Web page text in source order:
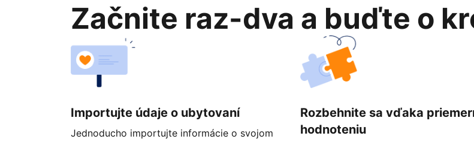
Začnite raz-dva a buďte o
Importujte údaje o ubytovaní
Jednoducho importujte informácie o svojom
Rozbehnite sa vďaka
hodnoteniu